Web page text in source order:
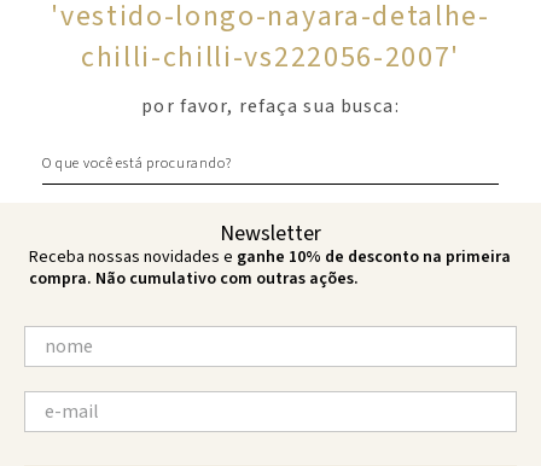
'vestido-longo-nayara-detalhe-
chilli-chilli-vs222056-2007'
por favor, refaça sua busca:
Newsletter
Receba nossas novidades e ganhe 10% de desconto na primeira
compra. Não cumulativo com outras ações.